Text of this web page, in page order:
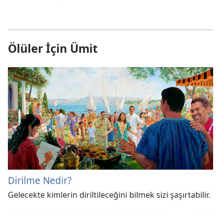
Ölüler İçin Ümit
Dirilme Nedir?
Gelecekte kimlerin diriltileceğini bilmek sizi şaşırtabilir.